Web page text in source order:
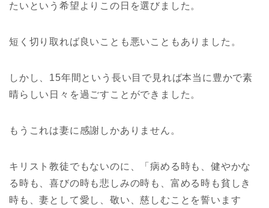
たいという希望よりこの日を選びました。
短く切り取れば良いことも悪いこともありました。
しかし、15年間という長い目で見れば本当に豊かで素
晴らしい日々を過ごすことができました。
もうこれは妻に感謝しかありません。
キリスト教徒でもないのに、「病める時も、健やかな
る時も、喜びの時も悲しみの時も、富める時も貧しき
時も、妻として愛し、敬い、慈しむことを誓います